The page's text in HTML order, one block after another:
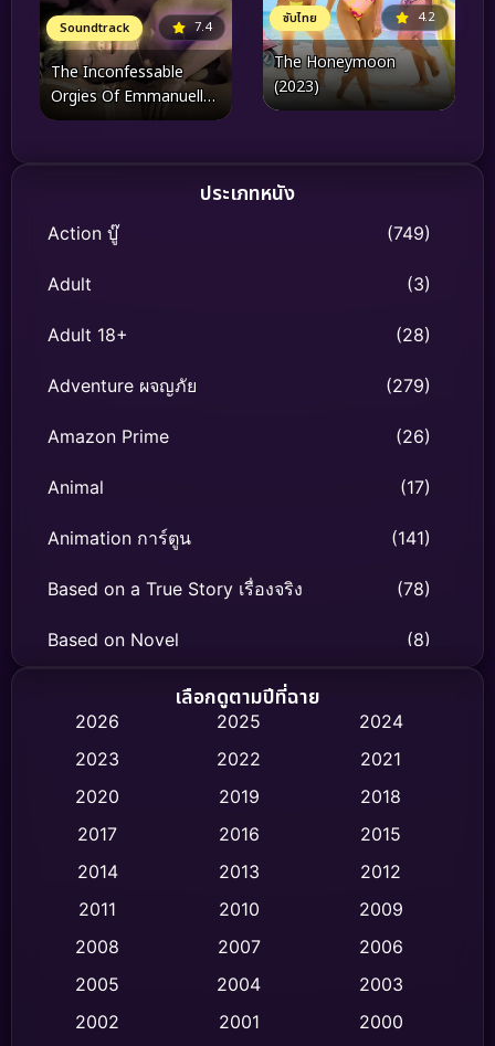
Soundtrack 7.4
The Inconfessable
Orgies Of Emmanuelle
(1982)
ซับไทย 4.2
The Honeymoon
(2023)
ประเภทหนัง
Action บู๊ (749)
Adult (3)
Adult 18+ (28)
Adventure ผจญภัย (279)
Amazon Prime (26)
Animal (17)
Animation การ์ตูน (141)
Based on a True Story เรื่องจริง (78)
Based on Novel (8)
Biography ชีวิตจริง
Classic หนังคลาสสิก (47)
Comedy ตลก (436)
Crime อาชญากรรม (513)
Cult Film
เลือกดูตามปีที่ฉาย
2026 2025
2024
2023
2022
2021
2020
2019
2018
2017
2016
2015
2014
2013
2012
2011
2010
2009
2008
2007
2006
2005
2004
2003
2002
2001
2000